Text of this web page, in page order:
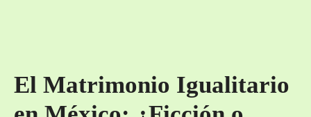
El Matrimonio Igualitario